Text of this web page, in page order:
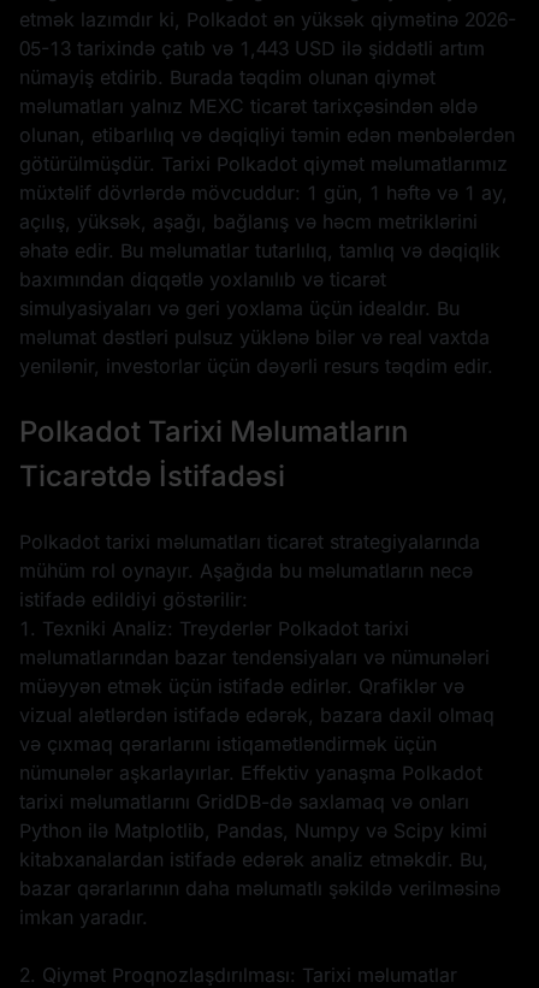
etmək lazımdır ki, Polkadot ən yüksək qiymətinə 2026-
05-13 tarixində çatıb və 1,443 USD ilə şiddətli artım
nümayiş etdirib. Burada təqdim olunan qiymət
məlumatları yalnız MEXC ticarət tarixçəsindən əldə
olunan, etibarlılıq və dəqiqliyi təmin edən mənbələrdən
götürülmüşdür. Tarixi Polkadot qiymət məlumatlarımız
müxtəlif dövrlərdə mövcuddur: 1 gün, 1 həftə və 1 ay,
açılış, yüksək, aşağı, bağlanış və həcm metriklərini
əhatə edir. Bu məlumatlar tutarlılıq, tamlıq və dəqiqlik
baxımından diqqətlə yoxlanılıb və ticarət
simulyasiyaları və geri yoxlama üçün idealdır. Bu
məlumat dəstləri pulsuz yüklənə bilər və real vaxtda
yenilənir, investorlar üçün dəyərli resurs təqdim edir.
Polkadot Tarixi Məlumatların
Ticarətdə İstifadəsi
Polkadot tarixi məlumatları ticarət strategiyalarında
mühüm rol oynayır. Aşağıda bu məlumatların necə
istifadə edildiyi göstərilir:
1. Texniki Analiz: Treyderlər Polkadot tarixi
məlumatlarından bazar tendensiyaları və nümunələri
müəyyən etmək üçün istifadə edirlər. Qrafiklər və
vizual alətlərdən istifadə edərək, bazara daxil olmaq
və çıxmaq qərarlarını istiqamətləndirmək üçün
nümunələr aşkarlayırlar. Effektiv yanaşma Polkadot
tarixi məlumatlarını GridDB-də saxlamaq və onları
Python ilə Matplotlib, Pandas, Numpy və Scipy kimi
kitabxanalardan istifadə edərək analiz etməkdir. Bu,
bazar qərarlarının daha məlumatlı şəkildə verilməsinə
imkan yaradır.
2. Qiymət Proqnozlaşdırılması: Tarixi məlumatlar